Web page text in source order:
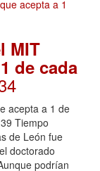
MIT
de cada
acepta a 1 de
Tiempo
de León fue
doctorado
podrían